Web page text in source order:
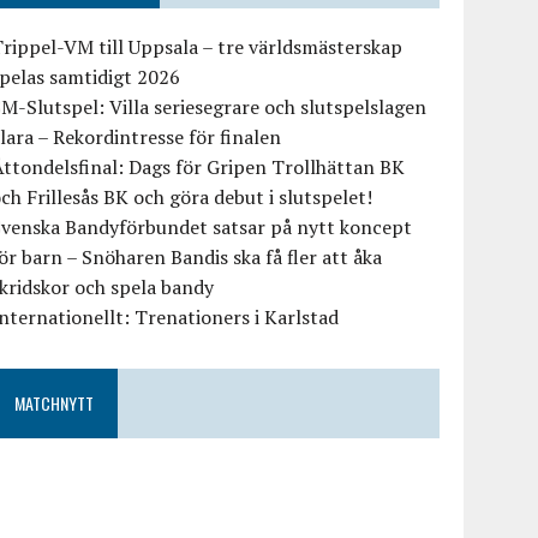
VM till Uppsala – tre världsmästerskap
samtidigt 2026
Slutspel: Villa seriesegrare och slutspelslagen
– Rekordintresse för finalen
Dags för Gripen Trollhättan BK
Frillesås BK och göra debut i slutspelet!
Bandyförbundet satsar på nytt koncept
barn – Snöharen Bandis ska få fler att åka
och spela bandy
Trenationers i Karlstad
MATCHNYTT